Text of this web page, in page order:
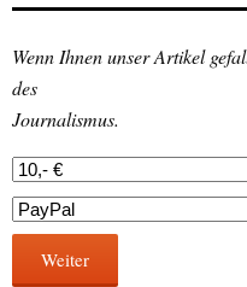
Wenn Ihnen unser Artikel
des
Journalismus.
Weiter